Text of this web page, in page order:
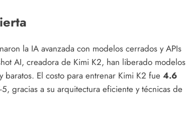
la IA avanzada con modelos cerrados y APIs
AI, creadora de Kimi K2, han liberado modelos
El costo para entrenar Kimi K2 fue 4.6
gracias a su arquitectura eficiente y técnicas de